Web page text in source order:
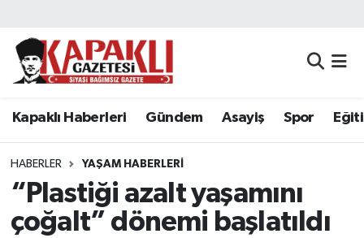
Kapaklı Haberleri Gündem Asayiş Spor
HABERLER YAŞAM HABERLERI
“Plastiği azalt yaşamını
çoğalt” dönemi başlatıldı
Kapaklı Haberleri
Asayiş
Spor
Eğitim
Tekirdağ Nöbetçi Eczaneler
Tekirdağ Namaz Vakitleri
Tekirdağ Trafik Yoğunluk Haritası
Süper Lig Puan Durumu ve Fikstür